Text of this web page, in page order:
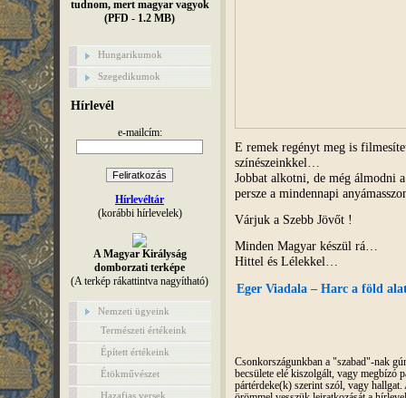
tudnom, mert magyar vagyok
(PFD - 1.2 MB)
Hungarikumok
Szegedikumok
Hírlevél
e-mailcím:
Hírlevéltár
(korábbi hírlevelek)
A Magyar Királyság
domborzati terképe
(A terkép rákattintva nagyítható)
Nemzeti ügyeink
Természeti értékeink
Épített értékeink
Étökművészet
Hazafias versek
E remek regényt meg is
színészeinkkel…
Jobbat alkotni, de még álmodni
persze a mindennapi
Várjuk a Szebb Jövőt !
Minden Magyar készül rá…
Hittel és Lélekkel…
Eger Viadala – Harc a föld
Csonkországunkban a "szabad"-nak
becsülete elé kiszolgált, vagy megbízó
pártérdeke(k) szerint szól, vagy